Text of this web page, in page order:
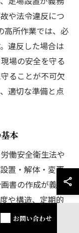
や法令違反につ
高所作業では、必
違反した場合は
場の安全を守る
ることが不可欠
適切な準備と点
本
働安全衛生法や
置・解体・変更
書の作成が義務
や構造、定期的
らの法令を順守
為の防止が可能
お問い合わせ